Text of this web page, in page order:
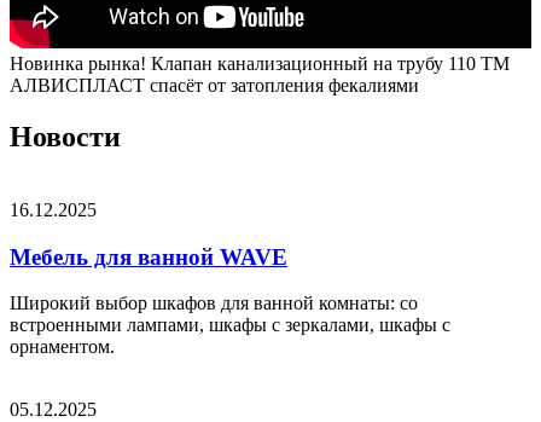
Новинка рынка! Клапан канализационный на трубу 110 ТМ
АЛВИСПЛАСТ спасёт от затопления фекалиями
Новости
16.12.2025
Мебель для ванной WAVE
Широкий выбор шкафов для ванной комнаты: со
встроенными лампами, шкафы с зеркалами, шкафы с
орнаментом.
05.12.2025